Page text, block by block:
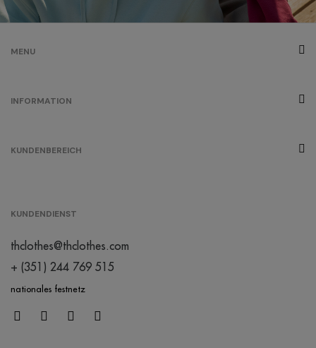
MENU
INFORMATION
KUNDENBEREICH
KUNDENDIENST
thclothes@thclothes.com
+ (351) 244 769 515
nationales festnetz